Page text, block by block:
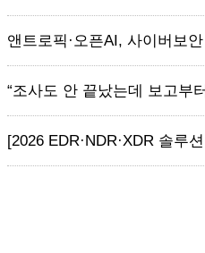
앤트로픽·오픈AI, 사이버보
“조사도 안 끝났는데 보고부
[2026 EDR·NDR·XDR 솔루